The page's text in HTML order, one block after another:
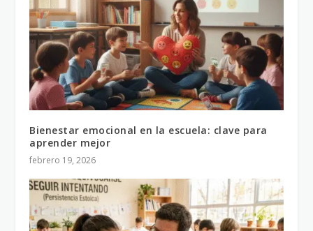
Bienestar emocional en la escuela: clave para
aprender mejor
febrero 19, 2026